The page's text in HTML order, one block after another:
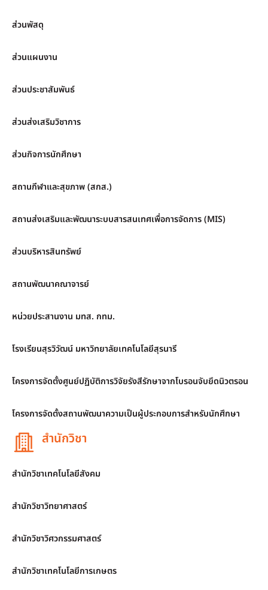
ส่วนพัสดุ
ส่วนแผนงาน
ส่วนประชาสัมพันธ์
ส่วนส่งเสริมวิชาการ
ส่วนกิจการนักศึกษา
สถานกีฬาและสุขภาพ (สกส.)
สถานส่งเสริมและพัฒนาระบบสารสนเทศเพื่อการจัดการ (MIS)
ส่วนบริหารสินทรัพย์
สถานพัฒนาคณาจารย์
หน่วยประสานงาน มทส. กทม.
โรงเรียนสุรวิวัฒน์ มหาวิทยาลัยเทคโนโลยีสุรนารี
โครงการจัดตั้งศูนย์ปฏิบัติการวิจัยรังสีรักษาจากโบรอนจับยึดนิวตรอน
โครงการจัดตั้งสถานพัฒนาความเป็นผู้ประกอบการสำหรับนักศึกษา
สำนักวิชา
สำนักวิชาเทคโนโลยีสังคม
สำนักวิชาวิทยาศาสตร์
สำนักวิชาวิศวกรรมศาสตร์
สำนักวิชาเทคโนโลยีการเกษตร